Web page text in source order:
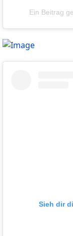
Ein Beitrag
Sieh dir